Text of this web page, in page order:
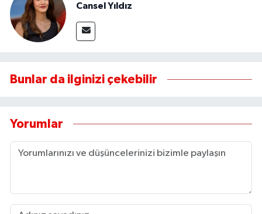
Cansel Yıldız
Bunlar da ilginizi çekebilir
Yorumlar